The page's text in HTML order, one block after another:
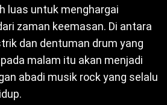
luas untuk menghargai
zaman keemasan. Di antara
dan dentuman drum yang
malam itu akan menjadi
abadi musik rock yang selalu